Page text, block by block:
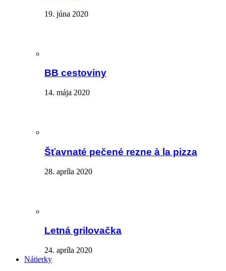
19. júna 2020
BB cestoviny
14. mája 2020
Šťavnaté pečené rezne à la pizza
28. apríla 2020
Letná grilovačka
24. apríla 2020
Nátierky